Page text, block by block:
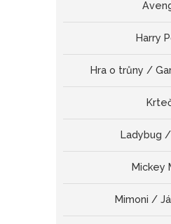
Harry
Hra o trůny /
Ladybug
Mickey
Mimoni /